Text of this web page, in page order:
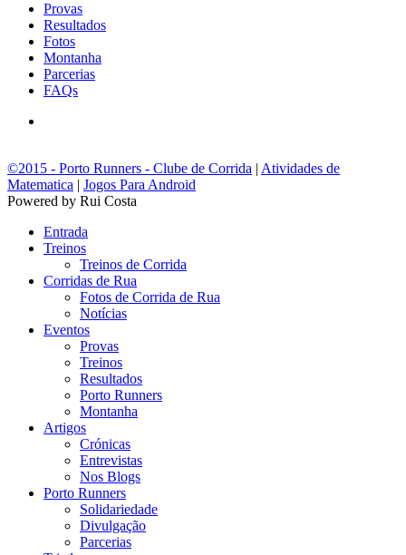
Provas
Resultados
Fotos
Montanha
Parcerias
FAQs
©2015 - Porto Runners - Clube de Corrida | Atividades de
Matematica | Jogos Para Android
Powered by Rui Costa
Entrada
Treinos
Treinos de Corrida
Corridas de Rua
Fotos de Corrida de Rua
Notícias
Eventos
Provas
Treinos
Resultados
Porto Runners
Montanha
Artigos
Crónicas
Entrevistas
Nos Blogs
Porto Runners
Solidariedade
Divulgação
Parcerias